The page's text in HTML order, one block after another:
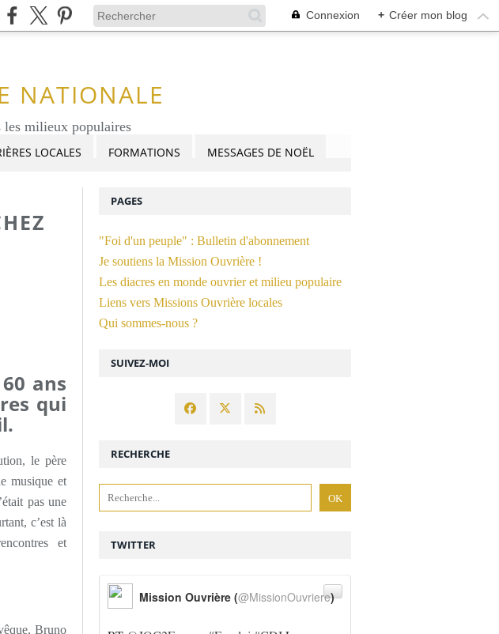
Connexion + Créer mon blog
NATIONALE
les milieux populaires
LOCALES FORMATIONS MESSAGES DE NOËL
ans
qui
le père
musique et
pas une
c’est là
et
Bruno
SUIVEZ-MOI
RECHERCHE
TWITTER
Mission Ouvrière (@MissionOuvriere)
PAGES
"Foi d'un peuple" : Bulletin d'abonnement
Je soutiens la Mission Ouvrière !
Les diacres en monde ouvrier et milieu populaire
Liens vers Missions Ouvrière locales
Qui sommes-nous ?